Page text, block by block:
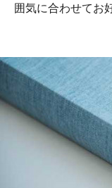
囲気に合わせてお